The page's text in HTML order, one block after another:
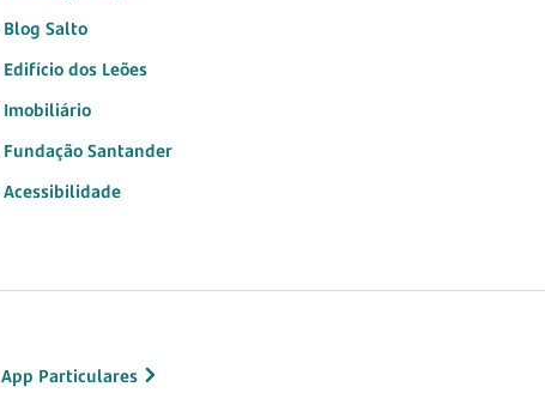
Blog Salto
Edifício dos Leões
Imobiliário
Fundação Santander
Acessibilidade
App Particulares